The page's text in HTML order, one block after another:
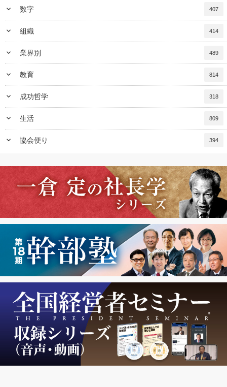
keyboard_arrow_down 数字 407
keyboard_arrow_down 組織 414
keyboard_arrow_down 業界別 489
keyboard_arrow_down 教育 814
keyboard_arrow_down 成功哲学 318
keyboard_arrow_down 生活 809
keyboard_arrow_down 協会便り 394